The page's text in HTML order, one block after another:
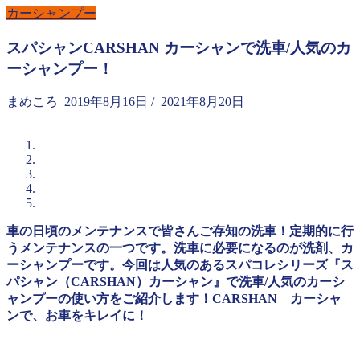
カーシャンプー
スパシャンCARSHAN カーシャンで洗車/人気のカ
ーシャンプー！
まめころ 2019年8月16日 / 2021年8月20日
車の日頃のメンテナンスで皆さんご存知の洗車！定期的に行
うメンテナンスの一つです。洗車に必要になるのが洗剤、カ
ーシャンプーです。今回は人気のあるスパコレシリーズ『ス
パシャン（CARSHAN）カーシャン』で洗車/人気のカーシ
ャンプーの使い方をご紹介します！CARSHAN カーシャ
ンで、お車をキレイに！